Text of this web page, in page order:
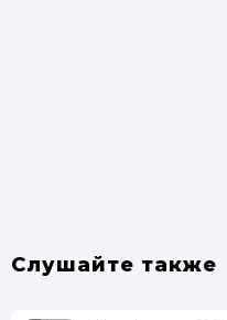
Слушайте также